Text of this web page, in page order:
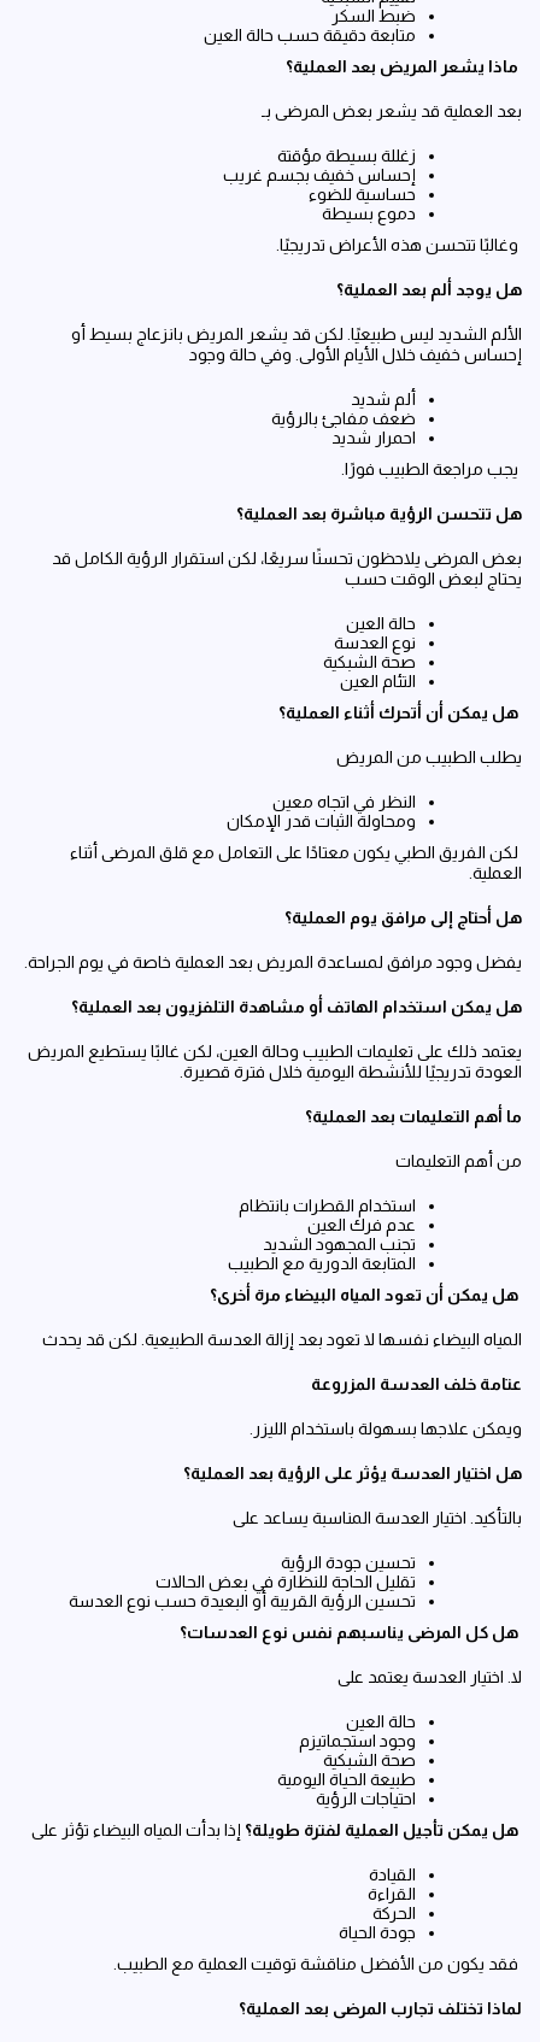
ضبط السكر
متابعة دقيقة حسب حالة العين
ماذا يشعر المريض بعد العملية؟
بعد العملية قد يشعر بعض المرضى بـ
زغللة بسيطة مؤقتة
إحساس خفيف بجسم غريب
حساسية للضوء
دموع بسيطة
وغالبًا تتحسن هذه الأعراض تدريجيًا.
هل يوجد ألم بعد العملية؟
الألم الشديد ليس طبيعيًا. لكن قد يشعر المريض بانزعاج بسيط أو
إحساس خفيف خلال الأيام الأولى. وفي حالة وجود
ألم شديد
ضعف مفاجئ بالرؤية
احمرار شديد
يجب مراجعة الطبيب فورًا.
هل تتحسن الرؤية مباشرة بعد العملية؟
بعض المرضى يلاحظون تحسنًا سريعًا، لكن استقرار الرؤية الكامل قد
يحتاج لبعض الوقت حسب
حالة العين
نوع العدسة
صحة الشبكية
التئام العين
هل يمكن أن أتحرك أثناء العملية؟
يطلب الطبيب من المريض
النظر في اتجاه معين
ومحاولة الثبات قدر الإمكان
لكن الفريق الطبي يكون معتادًا على التعامل مع قلق المرضى أثناء
العملية.
هل أحتاج إلى مرافق يوم العملية؟
يفضل وجود مرافق لمساعدة المريض بعد العملية خاصة في يوم الجراحة.
هل يمكن استخدام الهاتف أو مشاهدة التلفزيون بعد العملية؟
يعتمد ذلك على تعليمات الطبيب وحالة العين، لكن غالبًا يستطيع المريض
العودة تدريجيًا للأنشطة اليومية خلال فترة قصيرة.
ما أهم التعليمات بعد العملية؟
من أهم التعليمات
استخدام القطرات بانتظام
عدم فرك العين
تجنب المجهود الشديد
المتابعة الدورية مع الطبيب
هل يمكن أن تعود المياه البيضاء مرة أخرى؟
المياه البيضاء نفسها لا تعود بعد إزالة العدسة الطبيعية. لكن قد يحدث
عتامة خلف العدسة المزروعة
ويمكن علاجها بسهولة باستخدام الليزر.
هل اختيار العدسة يؤثر على الرؤية بعد العملية؟
بالتأكيد. اختيار العدسة المناسبة يساعد على
تحسين جودة الرؤية
تقليل الحاجة للنظارة في بعض الحالات
تحسين الرؤية القريبة أو البعيدة حسب نوع العدسة
هل كل المرضى يناسبهم نفس نوع العدسات؟
لا. اختيار العدسة يعتمد على
حالة العين
وجود استجماتيزم
صحة الشبكية
طبيعة الحياة اليومية
احتياجات الرؤية
هل يمكن تأجيل العملية لفترة طويلة؟ إذا بدأت المياه البيضاء تؤثر على
القيادة
القراءة
الحركة
جودة الحياة
فقد يكون من الأفضل مناقشة توقيت العملية مع الطبيب.
لماذا تختلف تجارب المرضى بعد العملية؟